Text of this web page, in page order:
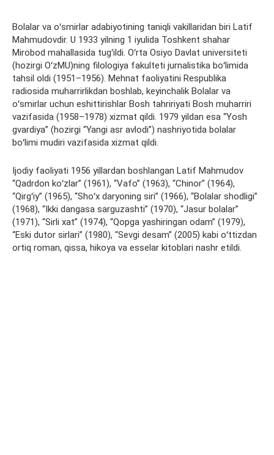
Bolalar va oʻsmirlar adabiyotining taniqli vakillaridan biri Latif
Mahmudovdir. U 1933 yilning 1 iyulida Toshkent shahar
Mirobod mahallasida tugʻildi. Oʻrta Osiyo Davlat universiteti
(hozirgi OʻzMU)ning filologiya fakulteti jurnalistika boʻlimida
tahsil oldi (1951–1956). Mehnat faoliyatini Respublika
radiosida muharrirlikdan boshlab, keyinchalik Bolalar va
oʻsmirlar uchun eshittirishlar Bosh tahririyati Bosh muharriri
vazifasida (1958–1978) xizmat qildi. 1979 yildan esa “Yosh
gvardiya” (hozirgi “Yangi asr avlodi”) nashriyotida bolalar
boʻlimi mudiri vazifasida xizmat qildi.
Ijodiy faoliyati 1956 yillardan boshlangan Latif Mahmudov
“Qadrdon koʻzlar” (1961), “Vafo” (1963), “Chinor” (1964),
“Qirgʻiy” (1965), “Shoʻx daryoning siri” (1966), “Bolalar shodligi”
(1968), “Ikki dangasa sarguzashti” (1970), “Jasur bolalar”
(1971), “Sirli xat” (1974), “Qopga yashiringan odam” (1979),
“Eski dutor sirlari” (1980), “Sevgi desam” (2005) kabi oʻttizdan
ortiq roman, qissa, hikoya va esselar kitoblari nashr etildi.